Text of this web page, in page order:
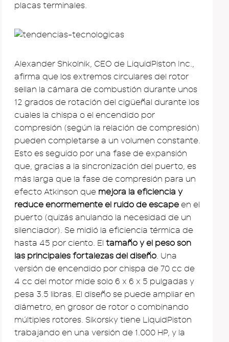
placas terminales.
Alexander Shkolnik, CEO de LiquidPiston Inc.,
afirma que los extremos circulares del rotor
sellan la cámara de combustión durante unos
12 grados de rotación del cigüeñal durante los
cuales la chispa o el encendido por
compresión (según la relación de compresión)
pueden completarse a un volumen constante.
Esto es seguido por una fase de expansión
que, gracias a la sincronización del puerto, es
más larga que la fase de compresión para un
efecto Atkinson que mejora la eficiencia y
reduce enormemente el ruido de escape en el
puerto (quizás anulando la necesidad de un
silenciador). Se midió la eficiencia térmica de
hasta 45 por ciento. El tamaño y el peso son
las principales fortalezas del diseño. Una
versión de encendido por chispa de 70 cc de
4 cc del motor mide solo 6 x 6 x 5 pulgadas y
pesa 3.5 libras. El diseño se puede ampliar en
diámetro, en grosor de rotor o combinando
múltiples rotores. Sikorsky tiene LiquidPiston
trabajando en una versión de 1.000 HP, y la